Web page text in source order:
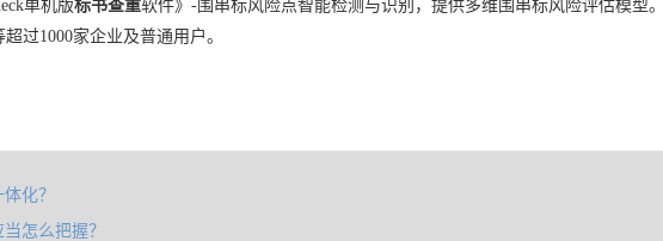
单机版标书查重软件》-围串标风险点智能检测与识别，提供多维围串标风险评估模型
过1000家企业及普通用户。
化？
怎么把握？